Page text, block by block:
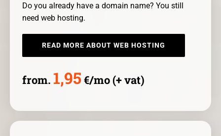
Do you already have a domain name? You still
need web hosting.
READ MORE ABOUT WEB HOSTING
from. 1,95€/mo (+ vat)